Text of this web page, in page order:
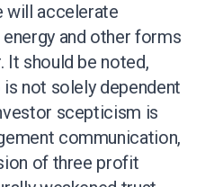
will accelerate
and other forms
It should be noted,
not solely dependent
scepticism is
communication,
of three profit